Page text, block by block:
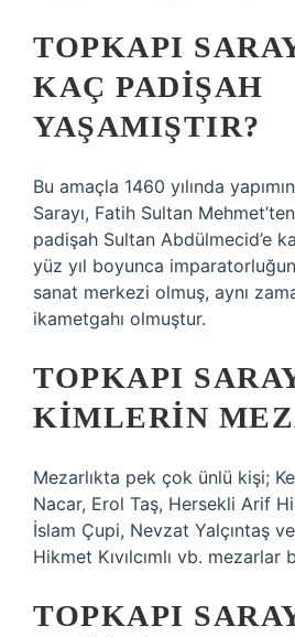
TOPKAPI
KAÇ PADIŞAH
YAŞAMIŞTIR?
Bu amaçla 1460 yılında
Sarayı, Fatih Sultan
padişah Sultan Abdülmecid’e
yüz yıl boyunca
sanat merkezi olmuş, aynı
ikametgahı olmuştur.
TOPKAPI
KIMLERIN
Mezarlıkta pek çok ünlü kişi;
Nacar, Erol Taş, Hersekli Arif
İslam Çupi, Nevzat Yalçıntaş
Hikmet Kıvılcımlı vb. mezarlar
TOPKAPI